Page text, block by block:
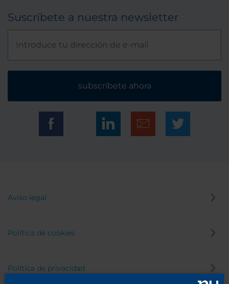
Suscríbete a nuestra newsletter
subscríbete ahora
Aviso legal
Política de cookies
Política de privacidad